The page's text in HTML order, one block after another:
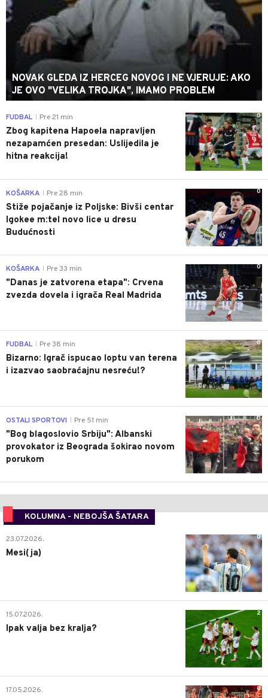
NOVAK GLEDA IZ HERCEG NOVOG I NE VJERUJE: AKO
JE OVO "VELIKA TROJKA", IMAMO PROBLEM
0
FUDBAL Pre 21 min
Zbog kapitena Hapoela napravljen
nezapamćen presedan: Uslijedila je
hitna reakcija!
0
KOŠARKA Pre 28 min
Stiže pojačanje iz Poljske: Bivši centar
Igokee m:tel novo lice u dresu
Budućnosti
0
KOŠARKA Pre 33 min
"Danas je zatvorena etapa": Crvena
zvezda dovela i igrača Real Madrida
0
FUDBAL Pre 38 min
Bizarno: Igrač ispucao loptu van terena
i izazvao saobraćajnu nesreću!?
0
OSTALI SPORTOVI Pre 51 min
"Bog blagoslovio Srbiju": Albanski
provokator iz Beograda šokirao novom
porukom
KOLUMNA - NEBOJŠA ŠATARA
0
23.07.2026.
Mesi(ja)
2
15.07.2026.
Ipak valja bez kralja?
0
17.05.2026.